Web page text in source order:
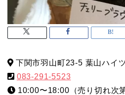
下関市羽山町23-5 葉山ハイ
083-291-5523
10:00〜18:00（売り切れ次